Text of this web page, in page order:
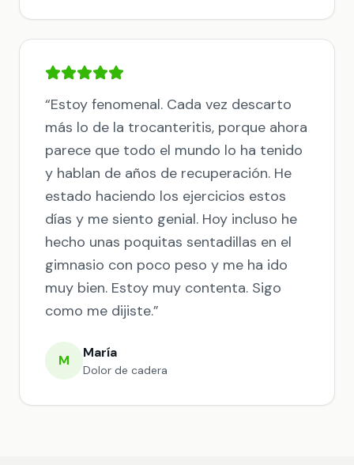
“Estoy fenomenal. Cada vez descarto
más lo de la trocanteritis, porque ahora
parece que todo el mundo lo ha tenido
y hablan de años de recuperación. He
estado haciendo los ejercicios estos
días y me siento genial. Hoy incluso he
hecho unas poquitas sentadillas en el
gimnasio con poco peso y me ha ido
muy bien. Estoy muy contenta. Sigo
como me dijiste.”
M María
Dolor de cadera